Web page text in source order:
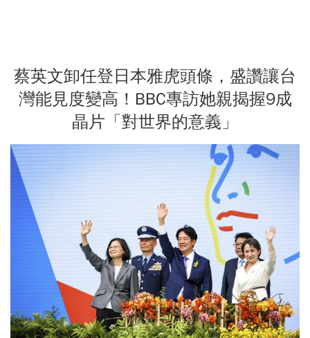
蔡英文卸任登日本雅虎頭條，盛讚讓台
灣能見度變高！BBC專訪她親揭握9成
晶片「對世界的意義」